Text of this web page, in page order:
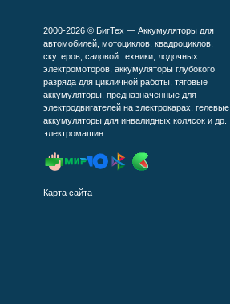
2000-2026 © БигТех — Аккумуляторы для
автомобилей, мотоциклов, квадроциклов,
скутеров, садовой техники, лодочных
электромоторов, аккумуляторы глубокого
разряда для цикличной работы, тяговые
аккумуляторы, предназначенные для
электродвигателей на электрокарах, гелевые
аккумуляторы для инвалидных колясок и др.
электромашин.
Карта сайта